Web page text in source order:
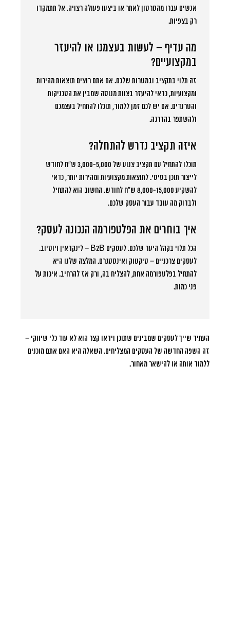
אנשים עברו מהסרטון לאתר או ביצעו פעולה רצויה. אל תתמקדו
רק בצפיות.
מה עדיף – לעשות בעצמנו או להיעזר
במקצועיים?
זה תלוי בתקציב ובמטרות שלכם. אם אתם רוצים תוצאות מהירות
ומקצועיות, כדאי להיעזר בצוות מנוסה שמבין את הטכניקות
והטרנדים. אם יש לכם זמן ללמוד, תוכלו להתחיל בעצמכם
ולהשתפר בהדרגה.
איזה תקציב נדרש להתחלה?
תוכלו להתחיל עם תקציב צנוע של 3,000-5,000 ש”ח לחודש
לייצור תוכן בסיסי. לתוצאות מקצועיות ומהירות יותר, כדאי
להשקיע 8,000-15,000 ש”ח לחודש. החשוב הוא להתחיל
ולבדוק מה עובד עבור העסק שלכם.
איך בוחרים את הפלטפורמה הנכונה לעסק?
הכל תלוי בקהל היעד שלכם. לעסקים B2B – לינקדאין ויוטיוב.
לעסקים צרכניים – טיקטוק ואינסטגרם. המלצה שלנו היא
להתחיל בפלטפורמה אחת, להצליח בה, ורק אז להרחיב. איכות על
פני כמות.
העתיד שייך לעסקים שמבינים שתוכן וידאו קצר הוא לא עוד כלי שיווקי –
זה השפה החדשה של העסקים המצליחים. השאלה היא האם אתם מוכנים
ללמוד אותה או להישאר מאחור.